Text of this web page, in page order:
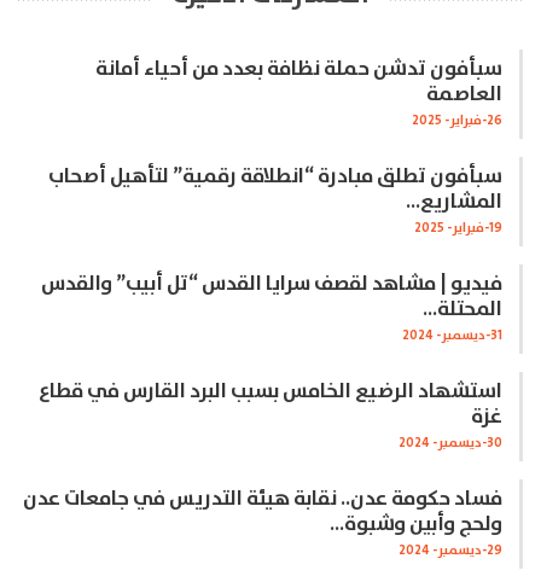
سبأفون تدشن حملة نظافة بعدد من أحياء أمانة
العاصمة
26-فبراير- 2025
سبأفون تطلق مبادرة “انطلاقة رقمية” لتأهيل أصحاب
المشاريع…
19-فبراير- 2025
فيديو | مشاهد لقصف سرايا القدس “تل أبيب” والقدس
المحتلة…
31-ديسمبر- 2024
استشهاد الرضيع الخامس بسبب البرد القارس في قطاع
غزة
30-ديسمبر- 2024
فساد حكومة عدن.. نقابة هيئة التدريس في جامعات عدن
ولحج وأبين وشبوة…
29-ديسمبر- 2024